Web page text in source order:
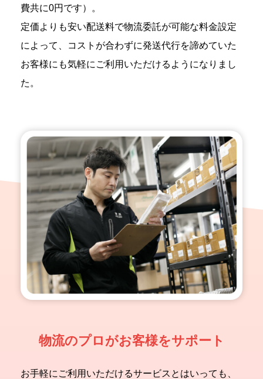
費共に0円です）。
定価よりも安い配送料で物流委託が可能な料金設定
によって、コストが合わずに発送代行を諦めていた
お客様にも気軽にご利用いただけるようになりまし
た。
物流のプロがお客様をサポート
お手軽にご利用いただけるサービスとはいっても、